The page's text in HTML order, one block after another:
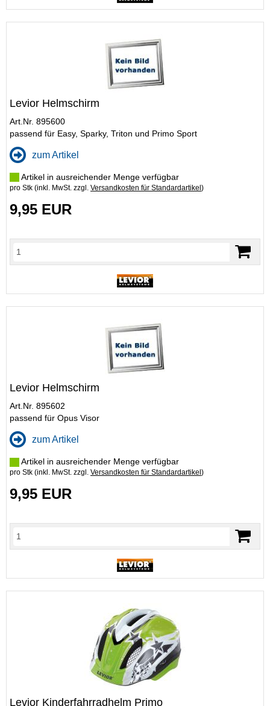
Levior Helmschirm
Art.Nr. 895600
passend für Easy, Sparky, Triton und Primo Sport
zum Artikel
Artikel in ausreichender Menge verfügbar
pro Stk (inkl. MwSt. zzgl. Versandkosten für Standardartikel)
9,95 EUR
Levior Helmschirm
Art.Nr. 895602
passend für Opus Visor
zum Artikel
Artikel in ausreichender Menge verfügbar
pro Stk (inkl. MwSt. zzgl. Versandkosten für Standardartikel)
9,95 EUR
Levior Kinderfahrradhelm Primo